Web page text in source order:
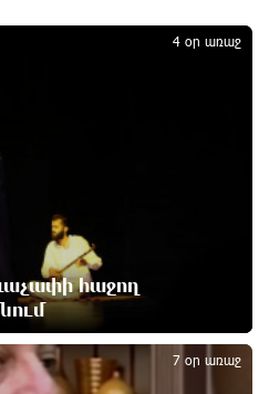
կին է փորձել ինքնասպան
որ իր միջոցներով զարգանա
ու հետո գնա ԵՄ.
արգելափակել է
դոլար արժողությամբ
դահլիճի
հաջող
4 օր առաջ
7 օր առաջ